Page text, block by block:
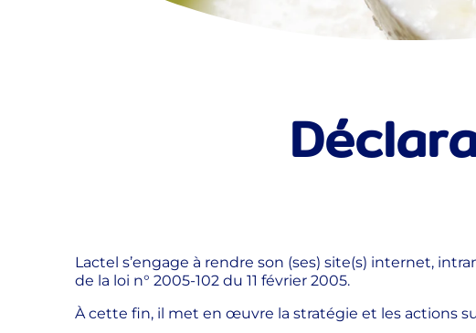
Lactel s’engage à rendre son (ses) site(s) internet,
de la loi n° 2005-102 du 11 février 2005.
À cette fin, il met en œuvre la stratégie et les actions